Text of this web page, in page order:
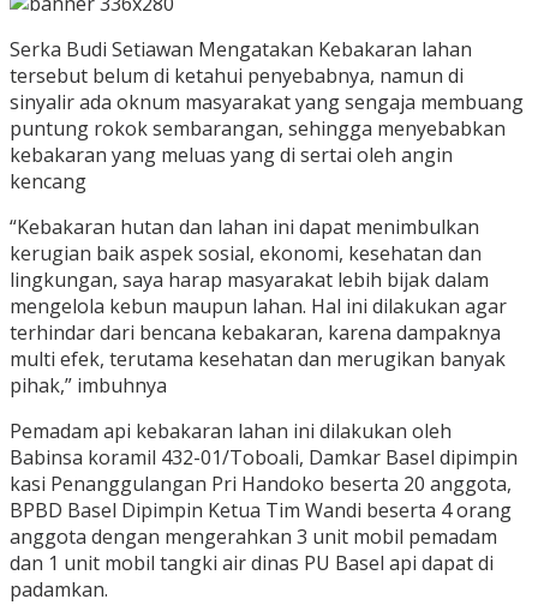
Serka Budi Setiawan Mengatakan Kebakaran lahan
tersebut belum di ketahui penyebabnya, namun di
sinyalir ada oknum masyarakat yang sengaja membuang
puntung rokok sembarangan, sehingga menyebabkan
kebakaran yang meluas yang di sertai oleh angin
kencang
“Kebakaran hutan dan lahan ini dapat menimbulkan
kerugian baik aspek sosial, ekonomi, kesehatan dan
lingkungan, saya harap masyarakat lebih bijak dalam
mengelola kebun maupun lahan. Hal ini dilakukan agar
terhindar dari bencana kebakaran, karena dampaknya
multi efek, terutama kesehatan dan merugikan banyak
pihak,” imbuhnya
Pemadam api kebakaran lahan ini dilakukan oleh
Babinsa koramil 432-01/Toboali, Damkar Basel dipimpin
kasi Penanggulangan Pri Handoko beserta 20 anggota,
BPBD Basel Dipimpin Ketua Tim Wandi beserta 4 orang
anggota dengan mengerahkan 3 unit mobil pemadam
dan 1 unit mobil tangki air dinas PU Basel api dapat di
padamkan.